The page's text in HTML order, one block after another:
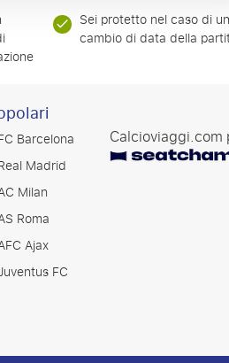
Sei protetto nel caso di un
cambio di data della
Barcelona
Madrid
Milan
Roma
Ajax
FC
Calcioviaggi.com